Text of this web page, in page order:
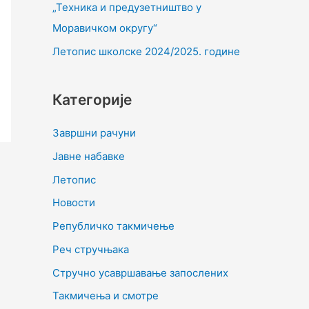
„Техника и предузетништво у
Моравичком округу“
Летопис школске 2024/2025. године
Категорије
Завршни рачуни
Јавне набавке
Летопис
Новости
Републичко такмичење
Реч стручњака
Стручно усавршавање запослених
Такмичења и смотре